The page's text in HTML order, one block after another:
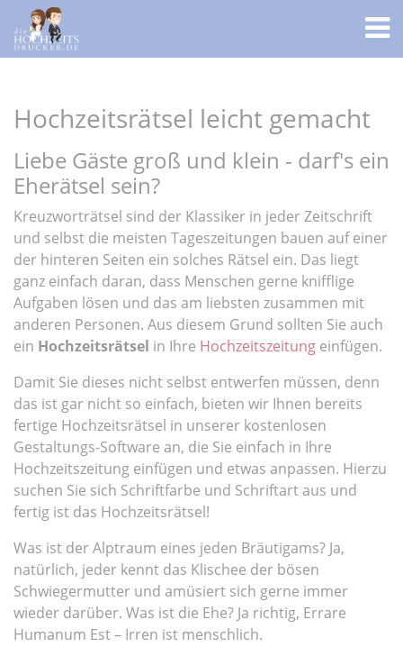
Hochzeitsrätsel leicht gemacht
Liebe Gäste groß und klein - darf's ein
Eherätsel sein?
Kreuzworträtsel sind der Klassiker in jeder Zeitschrift
und selbst die meisten Tageszeitungen bauen auf einer
der hinteren Seiten ein solches Rätsel ein. Das liegt
ganz einfach daran, dass Menschen gerne knifflige
Aufgaben lösen und das am liebsten zusammen mit
anderen Personen. Aus diesem Grund sollten Sie auch
ein Hochzeitsrätsel in Ihre Hochzeitszeitung einfügen.
Damit Sie dieses nicht selbst entwerfen müssen, denn
das ist gar nicht so einfach, bieten wir Ihnen bereits
fertige Hochzeitsrätsel in unserer kostenlosen
Gestaltungs-Software an, die Sie einfach in Ihre
Hochzeitszeitung einfügen und etwas anpassen. Hierzu
suchen Sie sich Schriftfarbe und Schriftart aus und
fertig ist das Hochzeitsrätsel!
Was ist der Alptraum eines jeden Bräutigams? Ja,
natürlich, jeder kennt das Klischee der bösen
Schwiegermutter und amüsiert sich gerne immer
wieder darüber. Was ist die Ehe? Ja richtig, Errare
Humanum Est – Irren ist menschlich.